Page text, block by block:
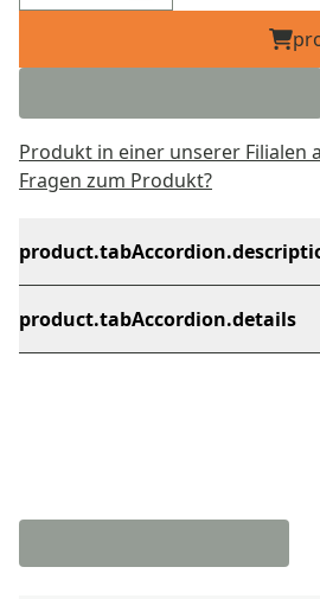
Produkt in einer unserer Filialen
Fragen zum Produkt?
product.tabAccordion.details